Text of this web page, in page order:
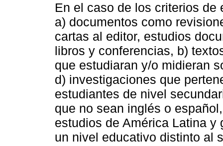
En el caso de los criterios
a) documentos como
cartas al editor, estudios
libros y conferencias, b)
que estudiaran y/o midieran
d) investigaciones que
estudiantes de nivel
que no sean inglés o
estudios de América Latina
un nivel educativo distinto al